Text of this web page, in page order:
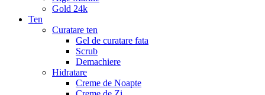
Gold 24k
Ten
Curatare ten
Gel de curatare fata
Scrub
Demachiere
Hidratare
Creme de Noapte